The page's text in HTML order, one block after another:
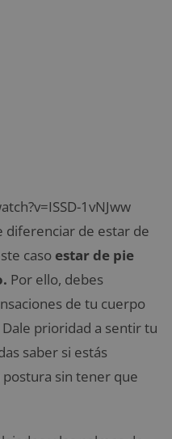
1vNJww
diferenciar de estar de
caso estar de pie
Por ello, debes
de tu cuerpo
prioridad a sentir tu
saber si estás
sin tener que